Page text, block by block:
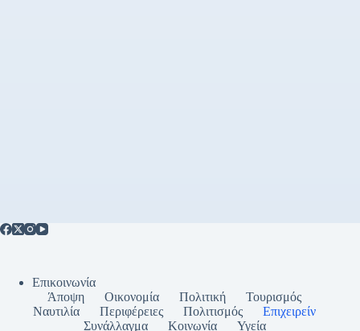
Επικοινωνία
Άποψη
Οικονομία Πολιτική
Τουρισμός
Ναυτιλία
Περιφέρειες Πολιτισμός
Επιχειρείν
Συνάλλαγμα
Κοινωνία Υγεία